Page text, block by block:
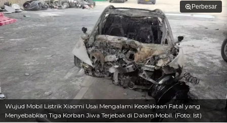
Perbesar
Wujud Mobil Listrik Xiaomi Usai Mengalami Kecelakaan Fatal yang
Menyebabkan Tiga Korban Jiwa Terjebak di Dalam Mobil. (Foto: Ist)